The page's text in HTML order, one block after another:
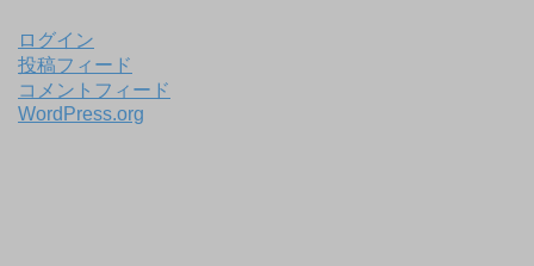
ログイン
投稿フィード
コメントフィード
WordPress.org